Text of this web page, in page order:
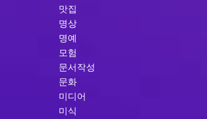
맛집
명상
명예
모험
문서작성
문화
미디어
미식